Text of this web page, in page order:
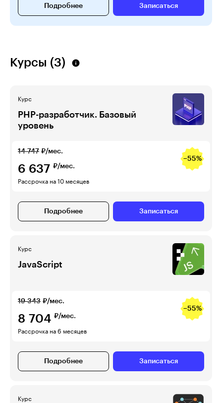
Подробнее Записаться
Курсы (3)
Курс
PHP-разработчик. Базовый
уровень
14 747 ₽/мес.
−55%
6 637 ₽/мес.
Рассрочка на 10 месяцев
Подробнее Записаться
Курс
JavaScript
19 343 ₽/мес.
−55%
8 704 ₽/мес.
Рассрочка на 6 месяцев
Подробнее Записаться
Курс